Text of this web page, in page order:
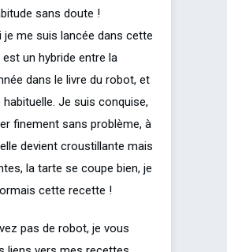
sans doute !
je me suis lancée dans cette
un hybride entre la
dans le livre du robot, et
Je suis conquise,
finement sans problème, à
devient croustillante mais
la tarte se coupe bien, je
cette recette !
pas de robot, je vous